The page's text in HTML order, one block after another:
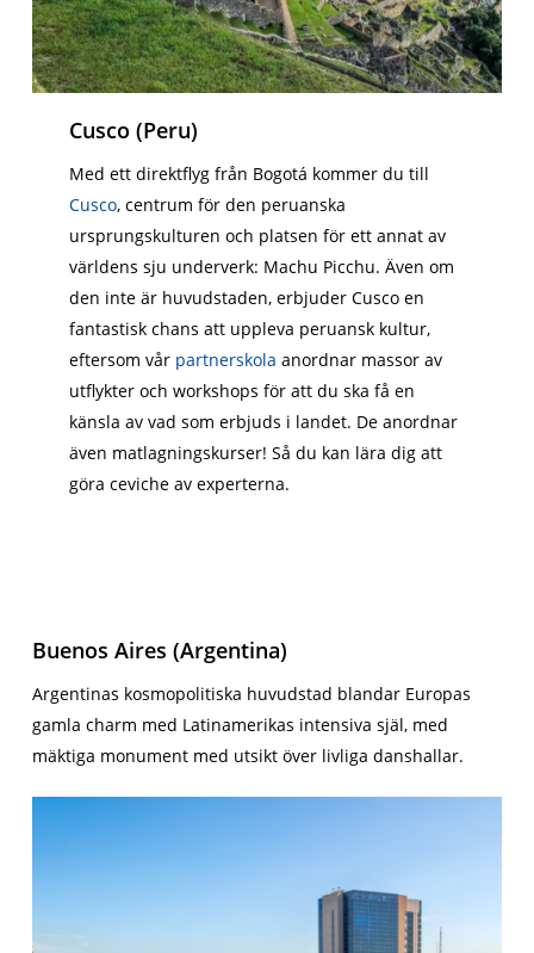
Cusco (Peru)
Med ett direktflyg från Bogotá kommer du till
Cusco, centrum för den peruanska
ursprungskulturen och platsen för ett annat av
världens sju underverk: Machu Picchu. Även om
den inte är huvudstaden, erbjuder Cusco en
fantastisk chans att uppleva peruansk kultur,
eftersom vår partnerskola anordnar massor av
utflykter och workshops för att du ska få en
känsla av vad som erbjuds i landet. De anordnar
även matlagningskurser! Så du kan lära dig att
göra ceviche av experterna.
Buenos Aires (Argentina)
Argentinas kosmopolitiska huvudstad blandar Europas
gamla charm med Latinamerikas intensiva själ, med
mäktiga monument med utsikt över livliga danshallar.